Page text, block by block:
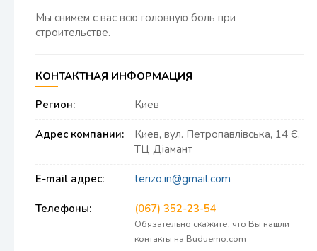
Мы снимем с вас всю головную боль при
строительстве.
КОНТАКТНАЯ ИНФОРМАЦИЯ
Регион:
Киев
Адрес компании:
Киев, вул. Петропавлівська, 14 Є,
ТЦ Діамант
E-mail адрес: terizo.in@gmail.com
Телефоны: (067) 352-23-54
Обязательно скажите, что Вы нашли
контакты на Buduemo.com